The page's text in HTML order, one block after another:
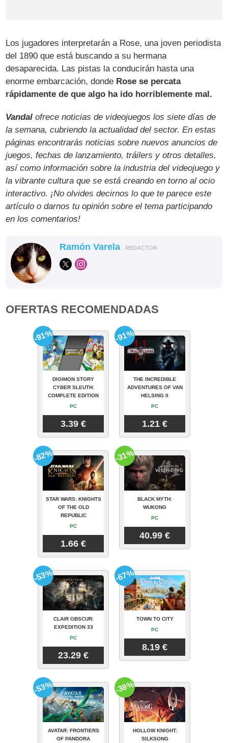
Los jugadores interpretarán a Rose, una joven periodista
del 1890 que está buscando a su hermana
desaparecida. Las pistas la conducirán hasta una
enorme embarcación, donde Rose se percata
rápidamente de que algo ha ido horriblemente mal.
Vandal ofrece noticias de videojuegos los siete días de
la semana, cubriendo la actualidad del sector. En estas
páginas encontrarás noticias sobre nuevos anuncios de
juegos, fechas de lanzamiento, tráilers y otros detalles,
así como información sobre la industria del videojuego y
la vibrante cultura que se está creando en torno al ocio
interactivo. ¡No olvides decirnos lo que te parece este
artículo o darnos tu opinión sobre el tema participando
en los comentarios!
Ramón Varela REDACTOR
OFERTAS RECOMENDADAS
DIGIMON STORY
CYBER SLEUTH:
COMPLETE EDITION
PC
3.39 €
-91%
THE INCREDIBLE
ADVENTURES OF VAN
HELSING II
PC
1.21 €
-91%
STAR WARS: KNIGHTS
OF THE OLD
REPUBLIC
PC
1.66 €
-82%
BLACK MYTH:
WUKONG
PC
40.99 €
-31%
CLAIR OBSCUR:
EXPEDITION 33
PC
23.29 €
-53%
TOWN TO CITY
PC
8.19 €
-67%
AVATAR: FRONTIERS
OF PANDORA
-53%
HOLLOW KNIGHT:
SILKSONG
-38%